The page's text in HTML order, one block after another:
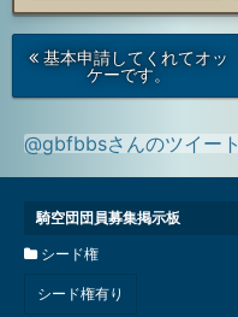
次
の
稿
基本申請してくれてオッ
ケーです。
@gbfbbsさんのツイート
騎空団団員募集掲示板
シード権
シード権有り